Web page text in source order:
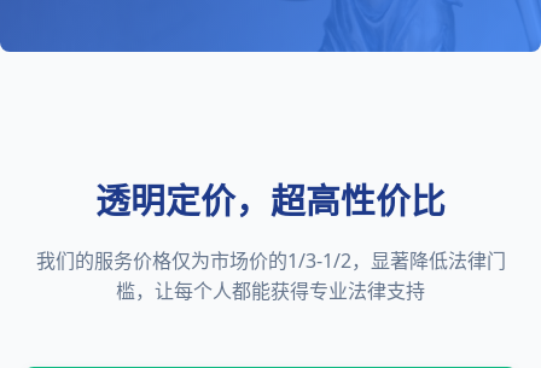
透明定价，超高性价比
我们的服务价格仅为市场价的1/3-1/2，显著降低法律门
槛，让每个人都能获得专业法律支持